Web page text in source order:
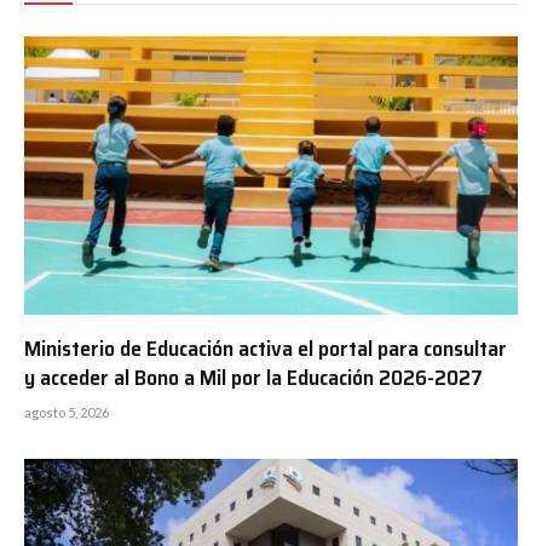
Ministerio de Educación activa el portal para consultar
y acceder al Bono a Mil por la Educación 2026-2027
agosto 5, 2026